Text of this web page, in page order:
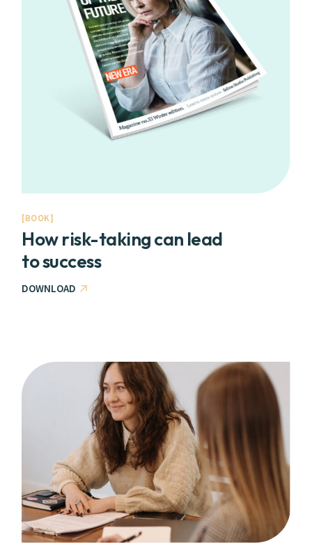
BOOK
How risk-taking can lead
to success
DOWNLOAD